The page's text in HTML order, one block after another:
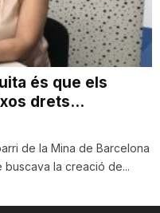
és que els
drets...
de la Mina de Barcelona
la creació de...